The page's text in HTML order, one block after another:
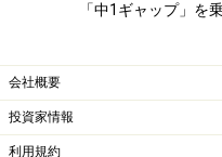
一方、部活は学校とその
なります。一般的に野球
レーボール部は練習がハ
「中1ギャップ」を
会社概要
投資家情報
利用規約